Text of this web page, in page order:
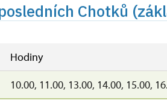
Chotků
Hodiny
10.00, 11.00, 13.00, 14.00, 15.00,